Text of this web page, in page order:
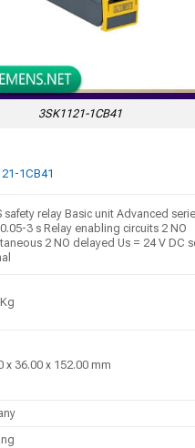
3SK1121-1CB41
1CB41
safety relay Basic unit Advanced
3 s Relay enabling circuits 2 NO
2 NO delayed Us = 24 V DC
x 36.00 x 152.00 mm